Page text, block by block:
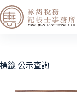
標籤 公示查詢